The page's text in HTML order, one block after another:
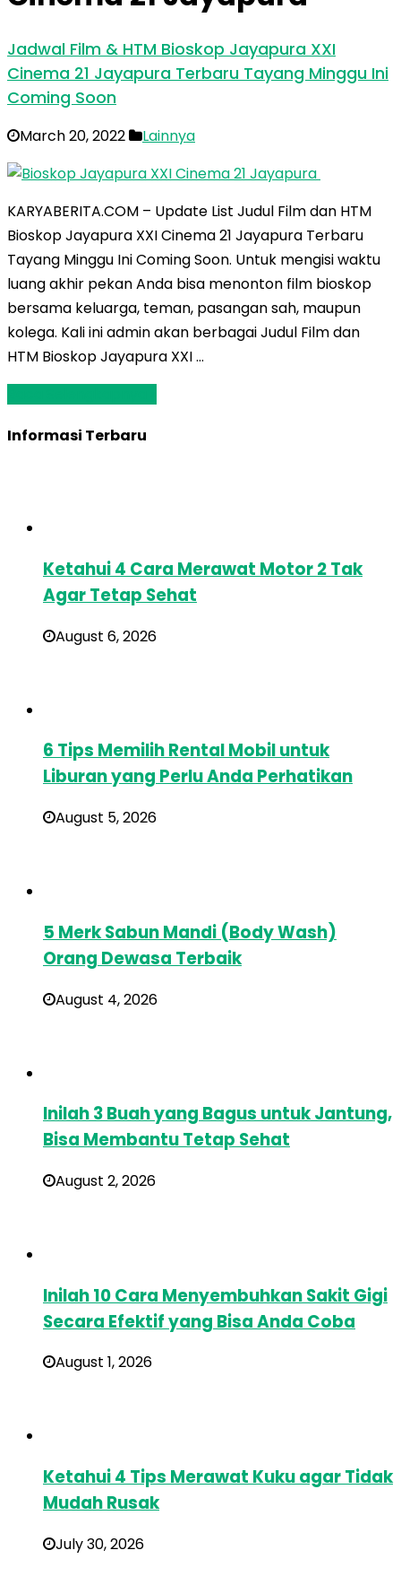
Jadwal Film & HTM Bioskop Jayapura XXI
Cinema 21 Jayapura Terbaru Tayang Minggu Ini
Coming Soon
March 20, 2022 Lainnya
KARYABERITA.COM – Update List Judul Film dan HTM
Bioskop Jayapura XXI Cinema 21 Jayapura Terbaru
Tayang Minggu Ini Coming Soon. Untuk mengisi waktu
luang akhir pekan Anda bisa menonton film bioskop
bersama keluarga, teman, pasangan sah, maupun
kolega. Kali ini admin akan berbagai Judul Film dan
HTM Bioskop Jayapura XXI …
Informasi Terbaru
Ketahui 4 Cara Merawat Motor 2 Tak
Agar Tetap Sehat
August 6, 2026
6 Tips Memilih Rental Mobil untuk
Liburan yang Perlu Anda Perhatikan
August 5, 2026
5 Merk Sabun Mandi (Body Wash)
Orang Dewasa Terbaik
August 4, 2026
Inilah 3 Buah yang Bagus untuk Jantung,
Bisa Membantu Tetap Sehat
August 2, 2026
Inilah 10 Cara Menyembuhkan Sakit Gigi
Secara Efektif yang Bisa Anda Coba
August 1, 2026
Ketahui 4 Tips Merawat Kuku agar Tidak
Mudah Rusak
July 30, 2026